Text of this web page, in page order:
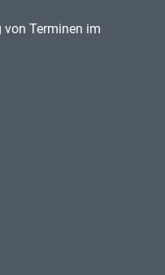
von Terminen im